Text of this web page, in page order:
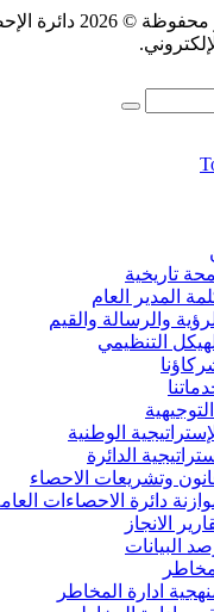
حقوق الطبع والنشر
تاريخية
المدير العام
والرسالة والقيم
التنظيمي
الوطنية
الدائرة
وتشريعات الاحصاء
دائرة الاحصاءات
الانجاز
البيانات
ادارة المخاطر